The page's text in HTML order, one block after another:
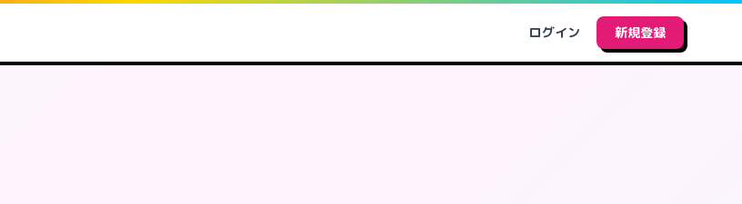
ログイン 新規登録